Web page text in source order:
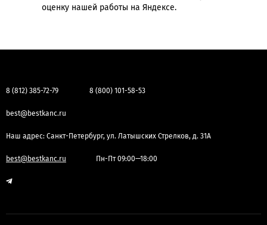
оценку нашей работы на Яндексе.
8 (812) 385-72-79 8 (800) 101-58-53
best@bestkanc.ru
Наш адрес: Санкт-Петербург, ул. Латышских Стрелков, д. 31А
best@bestkanc.ru Пн-Пт 09:00—18:00